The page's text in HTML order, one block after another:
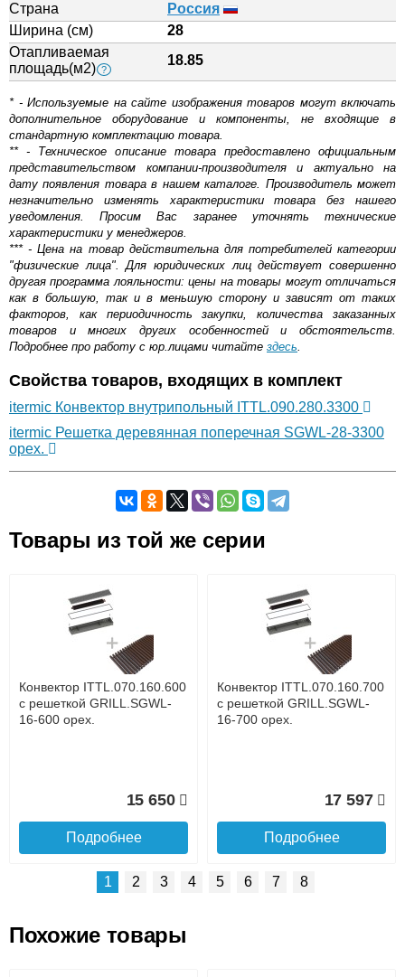
Страна
Россия
Ширина (см)
28
Отапливаемая
площадь(м2) ?
18.85
* - Используемые на сайте изображения товаров могут включать
дополнительное оборудование и компоненты, не входящие в
стандартную комплектацию товара.
** - Техническое описание товара предоставлено официальным
представительством компании-производителя и актуально на
дату появления товара в нашем каталоге. Производитель может
незначительно изменять характеристики товара без нашего
уведомления. Просим Вас заранее уточнять технические
характеристики у менеджеров.
*** - Цена на товар действительна для потребителей категории
"физические лица". Для юридических лиц действует совершенно
другая программа лояльности: цены на товары могут отличаться
как в большую, так и в меньшую сторону и зависят от таких
факторов, как периодичность закупки, количества заказанных
товаров и многих других особенностей и обстоятельств.
Подробнее про работу с юр.лицами читайте здесь.
Свойства товаров, входящих в комплект
itermic Конвектор внутрипольный ITTL.090.280.3300
itermic Решетка деревянная поперечная SGWL-28-3300
орех.
Оставьте отзыв
Доставка сантехники по Москве и Московской области
Наличный расчёт
Банковской картой на сайте в режиме реального
времени
Банковской картой при получении товара как при
доставке, так и самовывозом
Интернет-деньгами (Yandex-деньги, Web-money,
Qiwi-кошельки и другие).
Безналичный расчёт (возможно и с НДС)
Товары из той же серии
Конвектор ITTL.070.160.600
с решеткой GRILL.SGWL-
16-600 орех.
15 650
Подробнее
Конвектор ITTL.070.160.700
с решеткой GRILL.SGWL-
16-700 орех.
17 597
Подробнее
1 2 3 4 5 6 7 8
Похожие товары